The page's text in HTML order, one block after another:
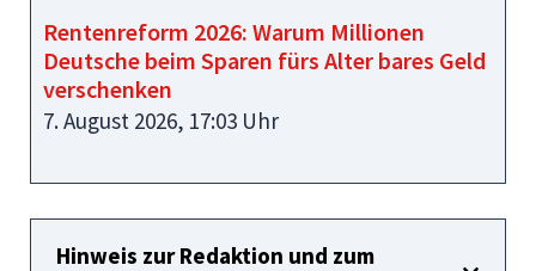
Rentenreform 2026: Warum Millionen
Deutsche beim Sparen fürs Alter bares Geld
verschenken
7. August 2026, 17:03 Uhr
Hinweis zur Redaktion und zum